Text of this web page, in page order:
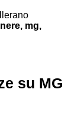
mg,
su MG